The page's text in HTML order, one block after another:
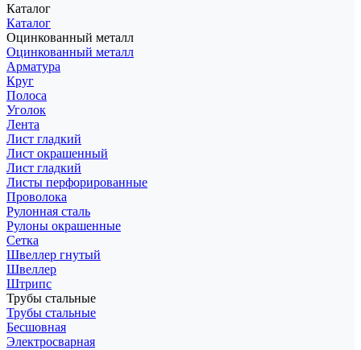
Каталог
Каталог
Оцинкованный металл
Оцинкованный металл
Арматура
Круг
Полоса
Уголок
Лента
Лист гладкий
Лист окрашенный
Лист гладкий
Листы перфорированные
Проволока
Рулонная сталь
Рулоны окрашенные
Сетка
Швеллер гнутый
Швеллер
Штрипс
Трубы стальные
Трубы стальные
Бесшовная
Электросварная